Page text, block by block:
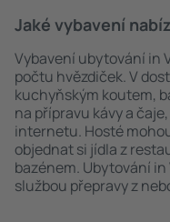
Jaké vybavení
Vybavení ubytování in
počtu hvězdiček. V
kuchyňským koutem,
na přípravu kávy a
internetu. Hosté
objednat si jídla z
bazénem. Ubytování
službou přepravy z